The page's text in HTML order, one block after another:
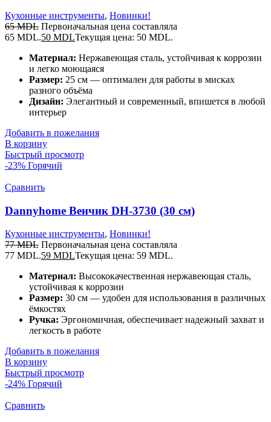
Кухонные инструменты, Новинки!
65MDL Первоначальная цена составляла
65 MDL.50 MDLТекущая цена: 50 MDL.
Материал: Нержавеющая сталь, устойчивая к коррозии
и легко моющаяся
Размер: 25 см — оптимален для работы в мисках
разного объёма
Дизайн: Элегантный и современный, впишется в любой
интерьер
Добавить в пожелания
В корзину
Быстрый просмотр
-23% Горячий
Сравнить
Dannyhome Венчик DH-3730 (30 см)
Кухонные инструменты, Новинки!
77MDL Первоначальная цена составляла
77 MDL.59 MDLТекущая цена: 59 MDL.
Материал: Высококачественная нержавеющая сталь,
устойчивая к коррозии
Размер: 30 см — удобен для использования в различных
ёмкостях
Ручка: Эргономичная, обеспечивает надежный захват и
легкость в работе
Добавить в пожелания
В корзину
Быстрый просмотр
-24% Горячий
Сравнить